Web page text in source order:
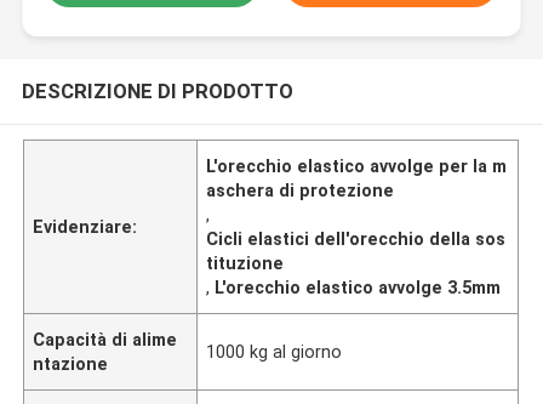
DESCRIZIONE DI PRODOTTO
Evidenziare:
L'orecchio elastico avvolge per la m
aschera di protezione
,
Cicli elastici dell'orecchio della sos
tituzione
, L'orecchio elastico avvolge 3.5mm
Capacità di alime
ntazione
1000 kg al giorno